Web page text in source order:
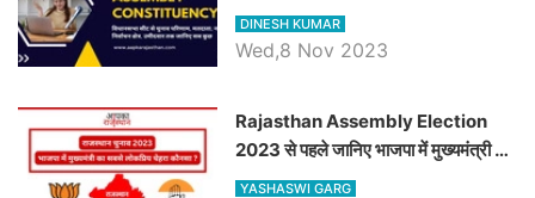
चौधरी तो अमित चौधरी होंगे भाजपा उम्मीदवार,
जानिये हनुमानगढ़ विधानसभा सीट के ताजा
DINESH KUMAR
Wed,8 Nov 2023
Rajasthan Assembly Election
2023 से पहले जानिए भाजपा में मुख्यमंत्री का
सबसे लोकप्रिय चेहरा कौनसा ?
YASHASWI GARG